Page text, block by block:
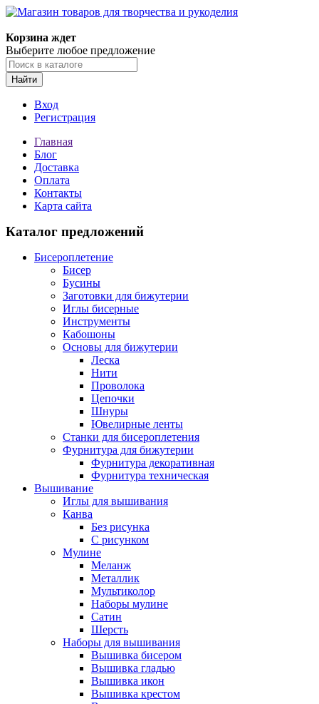
Корзина ждет
Выберите любое предложение
Найти
Вход
Регистрация
Главная
Блог
Доставка
Оплата
Контакты
Карта сайта
Каталог предложений
Бисероплетение
Бисер
Бусины
Заготовки для бижутерии
Иглы бисерные
Инструменты
Кабошоны
Основы для бижутерии
Леска
Нити
Проволока
Цепочки
Шнуры
Ювелирные ленты
Станки для бисероплетения
Фурнитура для бижутерии
Фурнитура декоративная
Фурнитура техническая
Вышивание
Иглы для вышивания
Канва
Без рисунка
С рисунком
Мулине
Меланж
Металлик
Мультиколор
Наборы мулине
Сатин
Шерсть
Наборы для вышивания
Вышивка бисером
Вышивка гладью
Вышивка икон
Вышивка крестом